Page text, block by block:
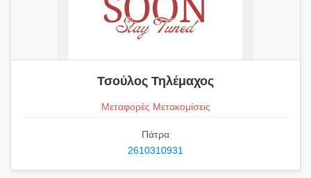
Τσούλος Τηλέμαχος
Μεταφορές Μετακομίσεις
Πάτρα
2610310931